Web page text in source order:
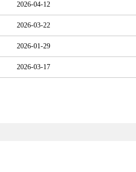
2026-04-12
2026-03-22
2026-01-29
2026-03-17